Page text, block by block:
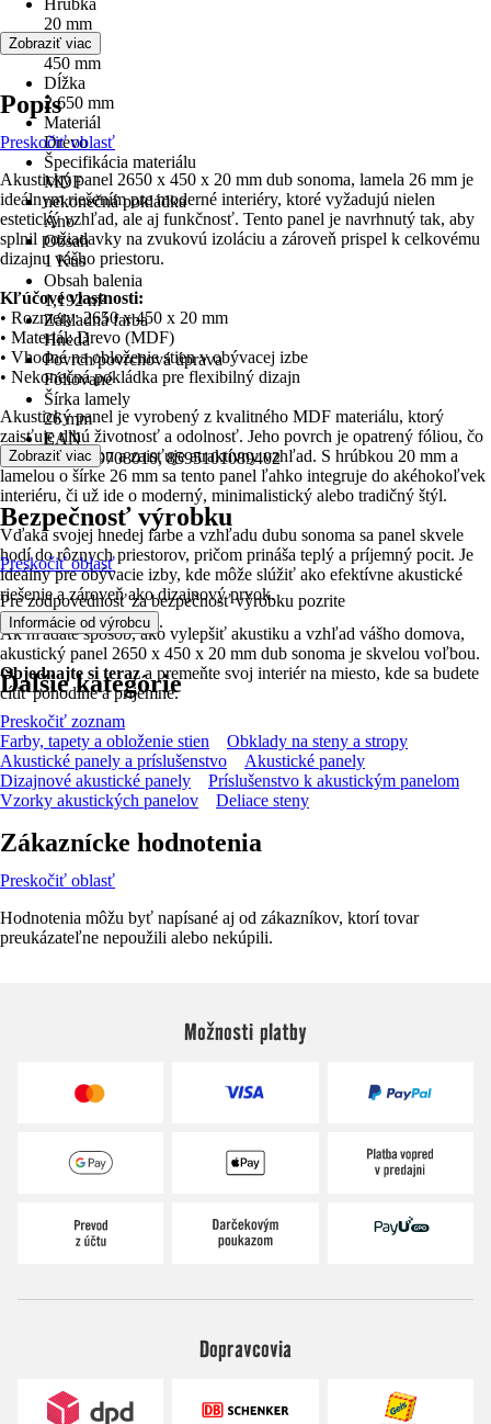
Hrúbka
20 mm
Šírka
450 mm
Dĺžka
2 650 mm
Materiál
Drevo
Špecifikácia materiálu
MDF
nekonečná pokládka
Áno
Obsah
1 Kus
Obsah balenia
1,192 m²
Základná farba
Hnedá
Povrch/povrchová úprava
Fóliované
Šírka lamely
26 mm
EAN
2007009708010, 8595101089402
Zobraziť viac
Popis
Preskočiť oblasť
Akustický panel 2650 x 450 x 20 mm dub sonoma, lamela 26 mm je
ideálnym riešením pre moderné interiéry, ktoré vyžadujú nielen
estetický vzhľad, ale aj funkčnosť. Tento panel je navrhnutý tak, aby
splnil požiadavky na zvukovú izoláciu a zároveň prispel k celkovému
dizajnu vášho priestoru.
Kľúčové vlastnosti:
• Rozmery: 2650 x 450 x 20 mm
• Materiál: Drevo (MDF)
• Vhodné na obloženie stien v obývacej izbe
• Nekonečná pokládka pre flexibilný dizajn
Akustický panel je vyrobený z kvalitného MDF materiálu, ktorý
zaisťuje dlhú životnosť a odolnosť. Jeho povrch je opatrený fóliou, čo
uľahčuje údržbu a zaisťuje atraktívny vzhľad. S hrúbkou 20 mm a
lamelou o šírke 26 mm sa tento panel ľahko integruje do akéhokoľvek
interiéru, či už ide o moderný, minimalistický alebo tradičný štýl.
Vďaka svojej hnedej farbe a vzhľadu dubu sonoma sa panel skvele
hodí do rôznych priestorov, pričom prináša teplý a príjemný pocit. Je
ideálny pre obývacie izby, kde môže slúžiť ako efektívne akustické
riešenie a zároveň ako dizajnový prvok.
Ak hľadáte spôsob, ako vylepšiť akustiku a vzhľad vášho domova,
akustický panel 2650 x 450 x 20 mm dub sonoma je skvelou voľbou.
Objednajte si teraza premeňte svoj interiér na miesto, kde sa budete
cítiť pohodlne a príjemne.
Zobraziť viac
Bezpečnosť výrobku
Preskočiť oblasť
Pre zodpovednosť za bezpečnosť výrobku pozrite
Informácie od výrobcu .
Ďalšie kategórie
Preskočiť zoznam
Farby, tapety a obloženie stien
Obklady na steny a stropy
Akustické panely a príslušenstvo
Akustické panely
Dizajnové akustické panely
Príslušenstvo k akustickým panelom
Vzorky akustických panelov
Deliace steny
Zákaznícke hodnotenia
Preskočiť oblasť
Hodnotenia môžu byť napísané aj od zákazníkov, ktorí tovar
preukázateľne nepoužili alebo nekúpili.
Možnosti platby
Dopravcovia